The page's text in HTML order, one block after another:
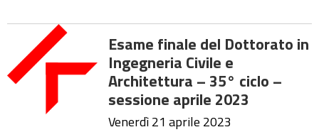
Esame finale del Dottorato in
Ingegneria Civile e
Architettura – 35° ciclo –
sessione aprile 2023
Venerdì 21 aprile 2023